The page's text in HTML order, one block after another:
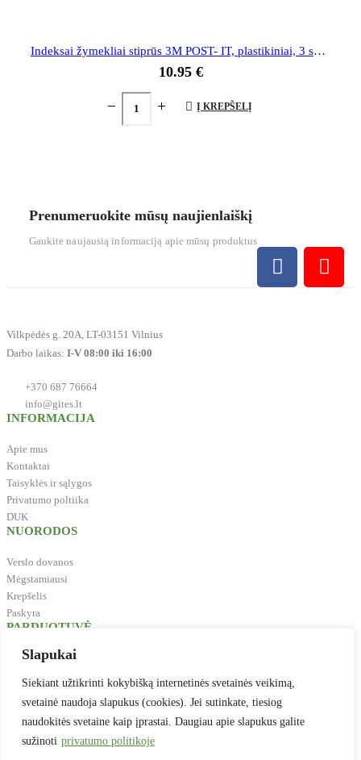
Slapukai
Siekiant užtikrinti kokybišką internetinės svetainės veikimą,
svetainė naudoja slapukus (cookies). Jei sutinkate, tiesiog
naudokitės svetaine kaip įprastai. Daugiau apie slapukus galite
sužinoti privatumo politikoje
Indeksai žymekliai stiprūs 3M POST- IT, plastikiniai, 3 spalvos
10.95 €
Į KREPŠELĮ
Prenumeruokite mūsų naujienlaiškį
Gaukite naujausią informaciją apie mūsų produktus
Vilkpėdės g. 20A, LT-03151 Vilnius
Darbo laikas: I-V 08:00 iki 16:00
+370 687 76664
info@gites.lt
INFORMACIJA
Apie mus
Kontaktai
Taisyklės ir sąlygos
Privatumo poltiika
DUK
NUORODOS
Verslo dovanos
Mėgstamiausi
Krepšelis
Paskyra
PARDUOTUVĖ
Biuro reikmenys
Prekės vaikų kūrybai
Antspaudai
Baldai